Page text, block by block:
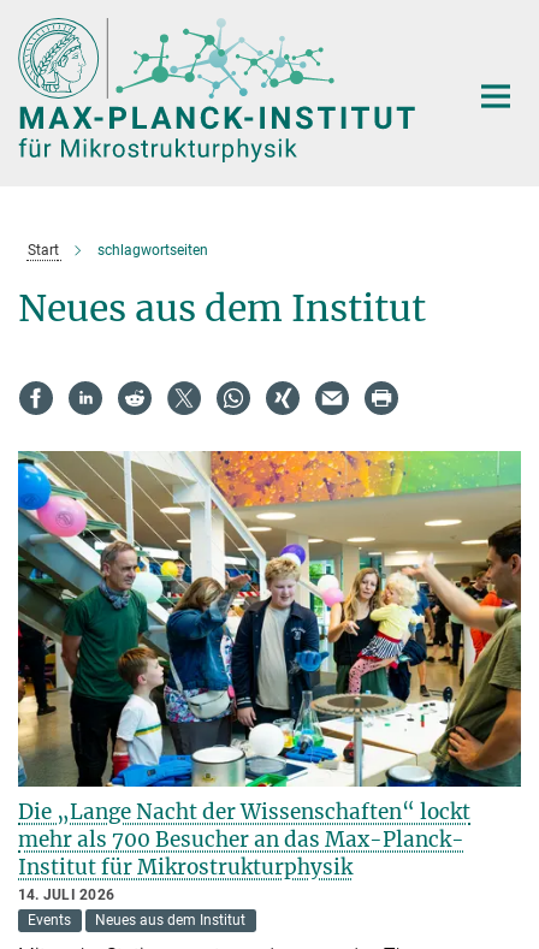
Hauptinhalt
Start schlagwortseiten
Neues aus dem Institut
Die „Lange Nacht der Wissenschaften“ lockt
mehr als 700 Besucher an das Max-Planck-
Institut für Mikrostrukturphysik
14. JULI 2026
Events
Neues aus dem Institut